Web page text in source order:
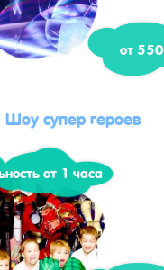
от
Шоу супер героев
от 1 часа